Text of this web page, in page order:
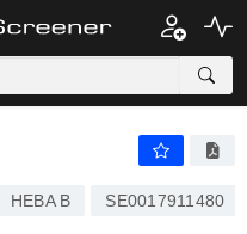
HEBA B SE0017911480